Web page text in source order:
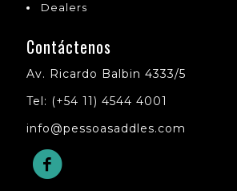
Dealers
Contáctenos
Av. Ricardo Balbin 4333/5
Tel: (+54 11) 4544 4001
info@pessoasaddles.com